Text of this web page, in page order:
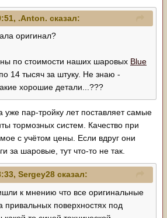
.Anton. сказал:
оригинал?
по стоимости наших шаровых Blue
14 тысяч за штуку. Не знаю -
хорошие детали...???
уже пар-тройку лет поставляет самые
тормозных систем. Качество при
с учётом цены. Если вдруг они
за шаровые, тут что-то не так.
Sergey28 сказал:
к мнению что все оригинальные
поверхностях под